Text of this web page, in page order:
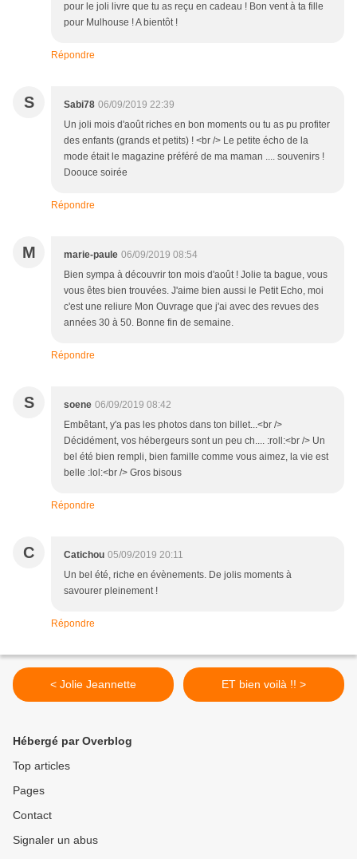
pour le joli livre que tu as reçu en cadeau ! Bon vent à ta fille
pour Mulhouse ! A bientôt !
Répondre
S Sabi78 06/09/2019 22:39
Un joli mois d'août riches en bon moments ou tu as pu profiter
des enfants (grands et petits) ! <br /> Le petite écho de la
mode était le magazine préféré de ma maman .... souvenirs !
Doouce soirée
Répondre
M marie-paule 06/09/2019 08:54
Bien sympa à découvrir ton mois d'août ! Jolie ta bague, vous
vous êtes bien trouvées. J'aime bien aussi le Petit Echo, moi
c'est une reliure Mon Ouvrage que j'ai avec des revues des
années 30 à 50. Bonne fin de semaine.
Répondre
S soene 06/09/2019 08:42
Embêtant, y'a pas les photos dans ton billet...<br />
Décidément, vos hébergeurs sont un peu ch.... :roll:<br /> Un
bel été bien rempli, bien famille comme vous aimez, la vie est
belle :lol:<br /> Gros bisous
Répondre
C Catichou 05/09/2019 20:11
Un bel été, riche en évènements. De jolis moments à
savourer pleinement !
Répondre
< Jolie Jeannette ET bien voilà !! >
Hébergé par Overblog
Top articles
Pages
Contact
Signaler un abus